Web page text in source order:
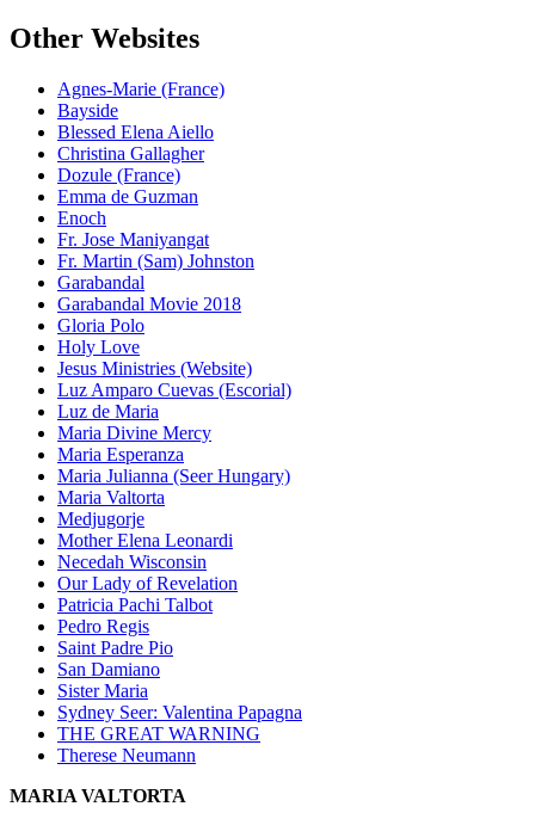
Other Websites
Agnes-Marie (France)
Bayside
Blessed Elena Aiello
Christina Gallagher
Dozule (France)
Emma de Guzman
Enoch
Fr. Jose Maniyangat
Fr. Martin (Sam) Johnston
Garabandal
Garabandal Movie 2018
Gloria Polo
Holy Love
Jesus Ministries (Website)
Luz Amparo Cuevas (Escorial)
Luz de Maria
Maria Divine Mercy
Maria Esperanza
Maria Julianna (Seer Hungary)
Maria Valtorta
Medjugorje
Mother Elena Leonardi
Necedah Wisconsin
Our Lady of Revelation
Patricia Pachi Talbot
Pedro Regis
Saint Padre Pio
San Damiano
Sister Maria
Sydney Seer: Valentina Papagna
THE GREAT WARNING
Therese Neumann
MARIA VALTORTA